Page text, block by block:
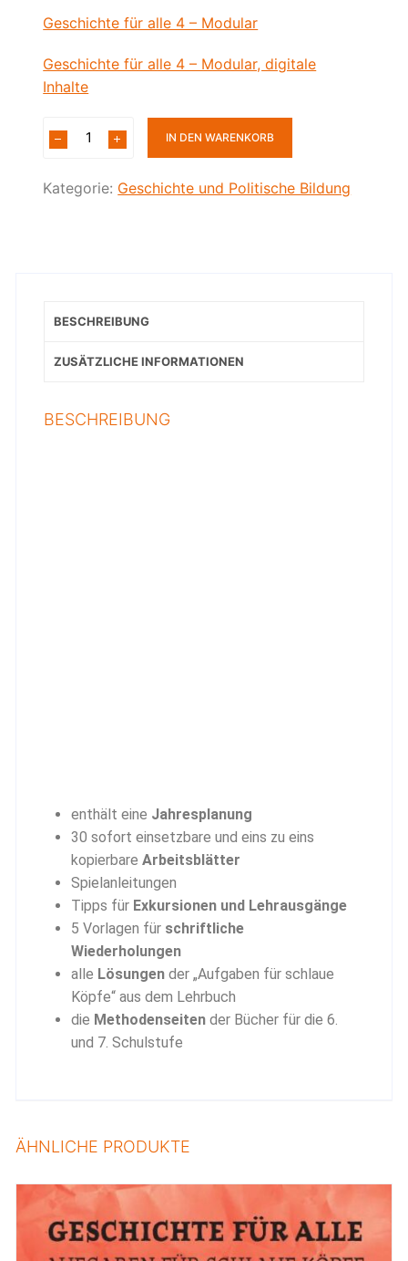
Geschichte für alle 4 – Modular
Geschichte für alle 4 – Modular, digitale
Inhalte
IN DEN WARENKORB
Kategorie: Geschichte und Politische Bildung
BESCHREIBUNG
ZUSÄTZLICHE INFORMATIONEN
BESCHREIBUNG
enthält eine Jahresplanung
30 sofort einsetzbare und eins zu eins
kopierbareArbeitsblätter
Spielanleitungen
Tipps für Exkursionen und Lehrausgänge
5 Vorlagen für schriftliche
Wiederholungen
alle Lösungen der „Aufgaben für schlaue
Köpfe“ aus dem Lehrbuch
die Methodenseiten der Bücher für die 6.
und 7. Schulstufe
ÄHNLICHE PRODUKTE